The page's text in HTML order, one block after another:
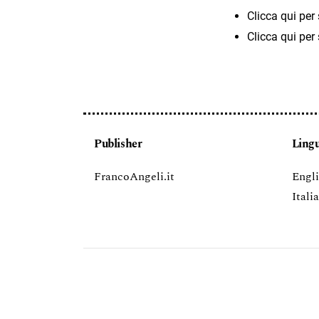
Clicca qui
Clicca qui
Publisher
FrancoAngeli.it